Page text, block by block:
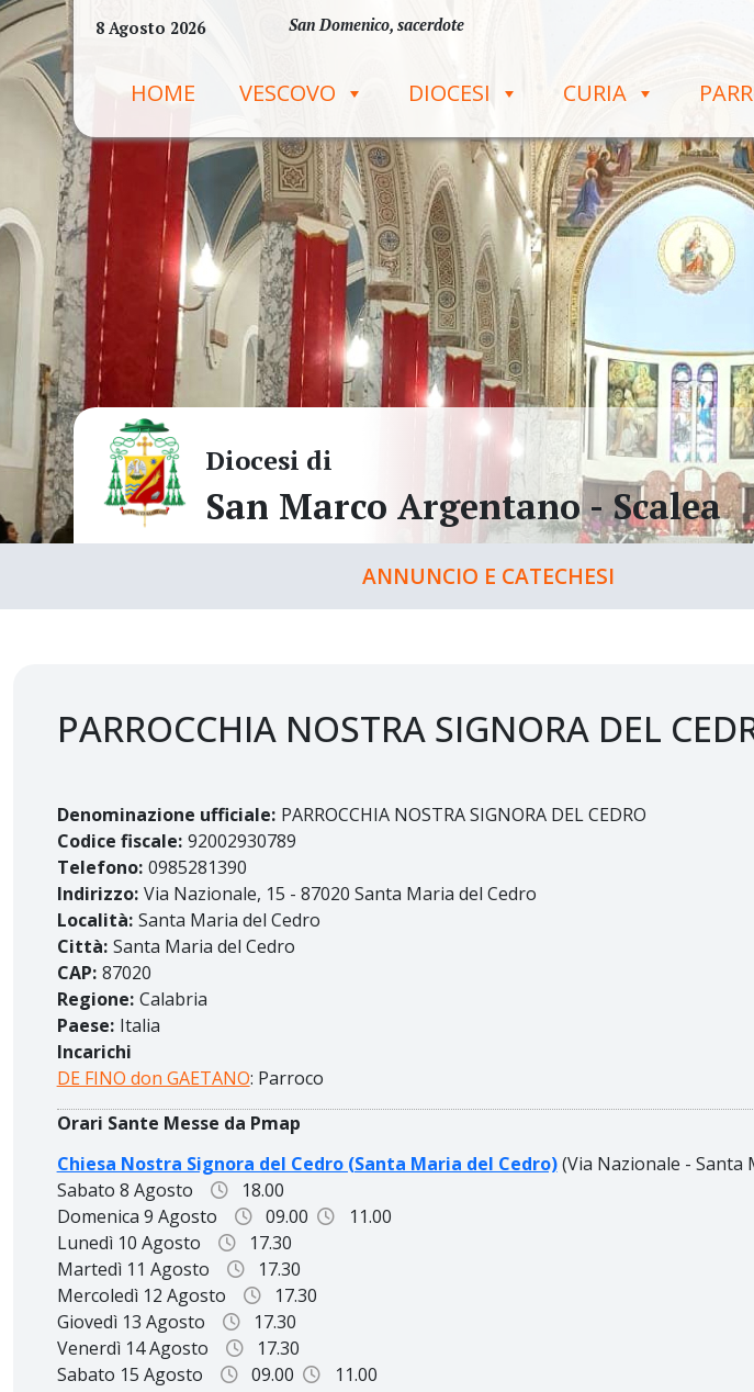
Skip
to
content
8 Agosto 2026 San Domenico, sacerdote
HOME VESCOVO DIOCESI CURIA
Diocesi di
San Marco Argentano - Scalea
ANNUNCIO E CATECHESI
PARROCCHIA NOSTRA SIGNORA DEL
Denominazione ufficiale: PARROCCHIA NOSTRA SIGNORA DEL CEDRO
Codice fiscale: 92002930789
Telefono: 0985281390
Indirizzo: Via Nazionale, 15 - 87020 Santa Maria del Cedro
Località: Santa Maria del Cedro
Città: Santa Maria del Cedro
CAP: 87020
Regione: Calabria
Paese: Italia
Incarichi
DE FINO don GAETANO: Parroco
Orari Sante Messe da Pmap
Chiesa Nostra Signora del Cedro (Santa Maria del Cedro) (Via Nazionale - Santa
Sabato 8 Agosto
18.00
Domenica 9 Agosto
09.00
11.00
Lunedì 10 Agosto
17.30
Martedì 11 Agosto
17.30
Mercoledì 12 Agosto
17.30
Giovedì 13 Agosto
17.30
Venerdì 14 Agosto
17.30
Sabato 15 Agosto
09.00
11.00